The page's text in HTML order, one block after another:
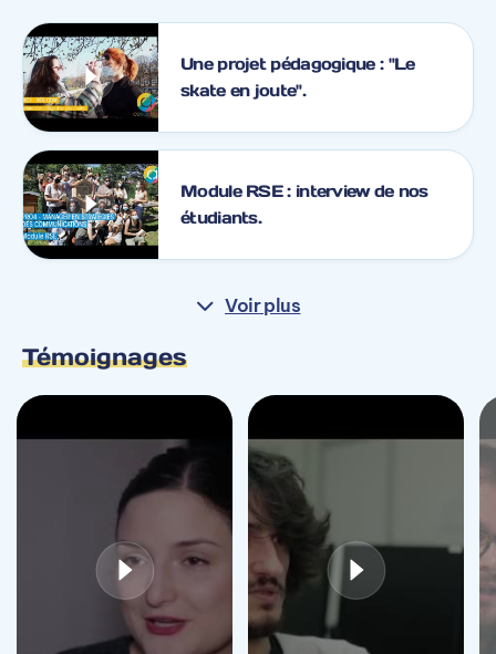
Une projet pédagogique : "Le
skate en joute".
Module RSE : interview de nos
étudiants.
Voir plus
Témoignages